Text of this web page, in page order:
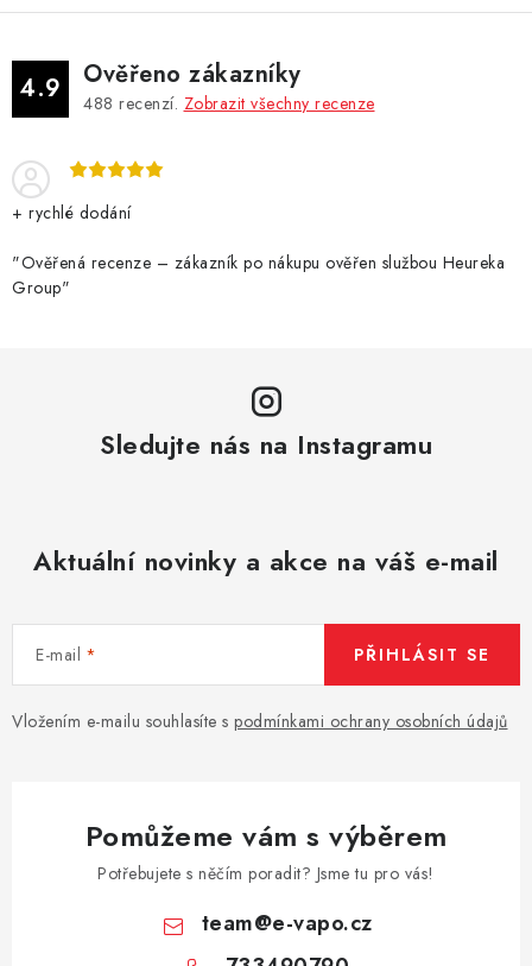
á
d
a
c
p
r
k
y
4.9 Ověřeno zákazníky
488 recenzí. Zobrazit všechny recenze
+ rychlé dodání
"Ověřená recenze – zákazník po nákupu ověřen službou Heureka
Group"
Sledujte nás na Instagramu
Aktuální novinky a akce na váš e-mail
E-mail
Vložením e-mailu souhlasíte s podmínkami ochrany osobních údajů
PŘIHLÁSIT SE
Pomůžeme vám s výběrem
Potřebujete s něčím poradit? Jsme tu pro vás!
team@e-vapo.cz